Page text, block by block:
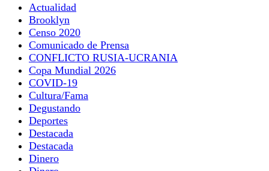
Actualidad
Brooklyn
Censo 2020
Comunicado de Prensa
CONFLICTO RUSIA-UCRANIA
Copa Mundial 2026
COVID-19
Cultura/Fama
Degustando
Deportes
Destacada
Destacada
Dinero